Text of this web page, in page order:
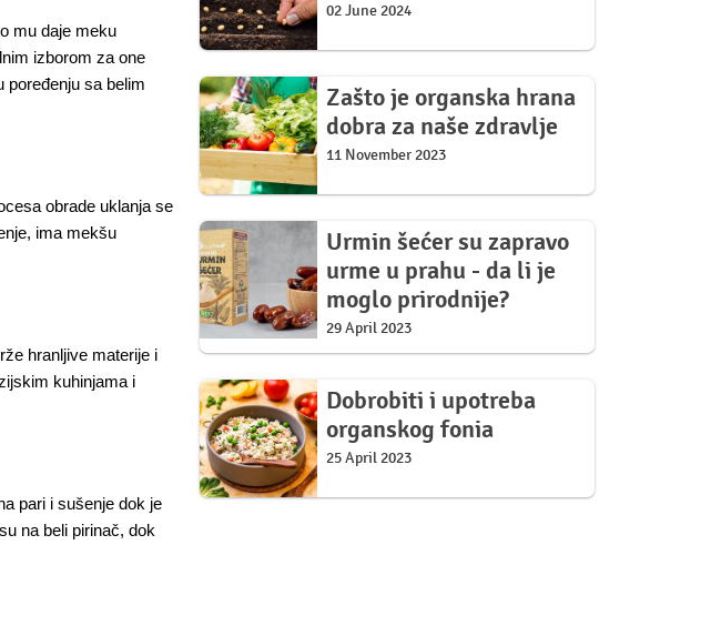
mu daje meku
izborom za one
poređenju sa belim
obrade uklanja se
ima mekšu
hranljive materije i
kuhinjama i
pari i sušenje dok je
na beli pirinač, dok
02 June 2024
Zašto je organska hrana
dobra za naše zdravlje
11 November 2023
Urmin šećer su zapravo
urme u prahu - da li je
moglo prirodnije?
29 April 2023
Dobrobiti i upotreba
organskog fonia
25 April 2023